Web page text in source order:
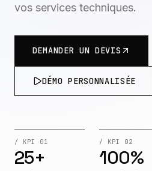
vos services techniques.
DEMANDER UN DEVIS
DÉMO PERSONNALISÉE
/ KPI 01
25+
/ KPI 02
100%